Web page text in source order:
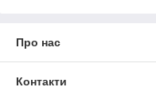
Про нас
Контакти